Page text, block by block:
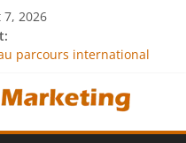
2026
parcours international
l’entreprise se
de l’indépendance